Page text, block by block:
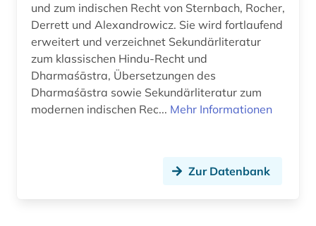
sozialanthropologie (2)
sozialcharakter (1)
sozialstatistik (1)
und zum indischen Recht von Sternbach, Rocher,
Derrett und Alexandrowicz. Sie wird fortlaufend
erweitert und verzeichnet Sekundärliteratur
zum klassischen Hindu-Recht und
Dharmaśāstra, Übersetzungen des
Dharmaśāstra sowie Sekundärliteratur zum
modernen indischen Rec... Mehr Informationen
Zur Datenbank